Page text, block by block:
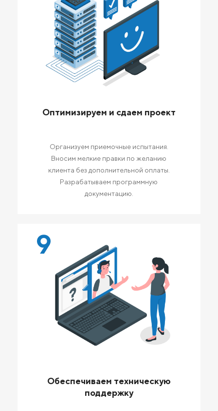
Оптимизируем и сдаем проект
Организуем приемочные испытания.
Вносим мелкие правки по желанию
клиента без дополнительной оплаты.
Разрабатываем программную
документацию.
9
Обеспечиваем техническую
поддержку